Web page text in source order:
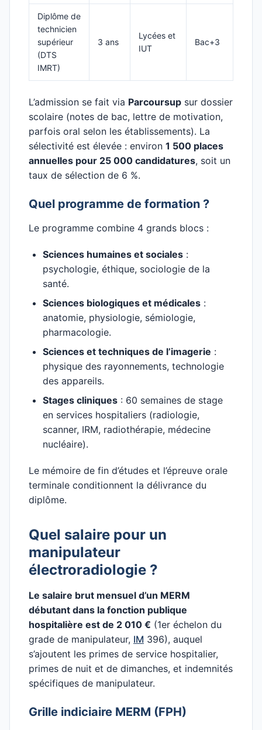
Diplôme de
technicien
supérieur
(DTS
IMRT)
3 ans
Lycées et
IUT
Bac+3
L’admission se fait via Parcoursup sur dossier
scolaire (notes de bac, lettre de motivation,
parfois oral selon les établissements). La
sélectivité est élevée : environ 1 500 places
annuelles pour 25 000 candidatures, soit un
taux de sélection de 6 %.
Quel programme de formation ?
Le programme combine 4 grands blocs :
Sciences humaines et sociales :
psychologie, éthique, sociologie de la
santé.
Sciences biologiques et médicales :
anatomie, physiologie, sémiologie,
pharmacologie.
Sciences et techniques de l’imagerie :
physique des rayonnements, technologie
des appareils.
Stages cliniques : 60 semaines de stage
en services hospitaliers (radiologie,
scanner, IRM, radiothérapie, médecine
nucléaire).
Le mémoire de fin d’études et l’épreuve orale
terminale conditionnent la délivrance du
diplôme.
Quel salaire pour un
manipulateur
électroradiologie ?
Le salaire brut mensuel d’un MERM
débutant dans la fonction publique
hospitalière est de 2 010 € (1er échelon du
grade de manipulateur, IM 396), auquel
s’ajoutent les primes de service hospitalier,
primes de nuit et de dimanches, et indemnités
spécifiques de manipulateur.
Grille indiciaire MERM (FPH)